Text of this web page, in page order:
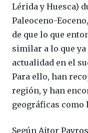
Lérida y Huesca)
Paleoceno-
de que lo que
similar a lo que
actualidad en el
Para ello, han
región, y han
geográficas
Según Aitor